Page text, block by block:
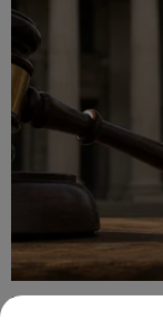
Incendie au Mont-